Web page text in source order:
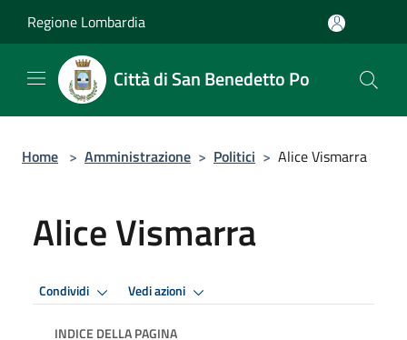
Regione Lombardia
Città di San Benedetto Po
Home > Amministrazione > Politici > Alice Vismarra
Alice Vismarra
Condividi Vedi azioni
INDICE DELLA PAGINA